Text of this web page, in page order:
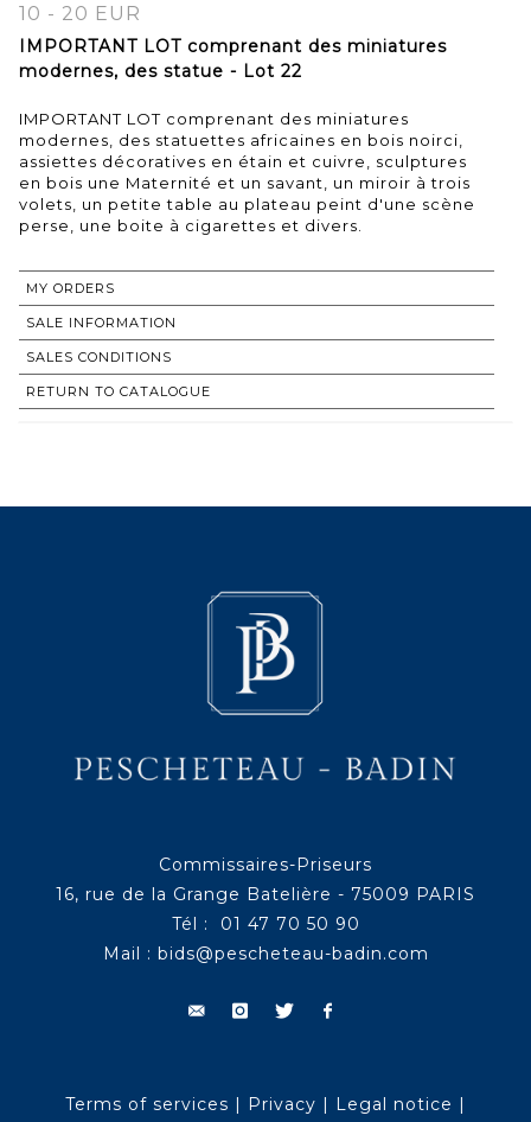
10 - 20 EUR
IMPORTANT LOT comprenant des miniatures
modernes, des statue - Lot 22
IMPORTANT LOT comprenant des miniatures
modernes, des statuettes africaines en bois noirci,
assiettes décoratives en étain et cuivre, sculptures
en bois une Maternité et un savant, un miroir à trois
volets, un petite table au plateau peint d'une scène
perse, une boite à cigarettes et divers.
MY ORDERS
SALE INFORMATION
SALES CONDITIONS
RETURN TO CATALOGUE
Commissaires-Priseurs
16, rue de la Grange Batelière - 75009 PARIS
Tél : 01 47 70 50 90
Mail : bids@pescheteau-badin.com
Terms of services | Privacy | Legal notice |